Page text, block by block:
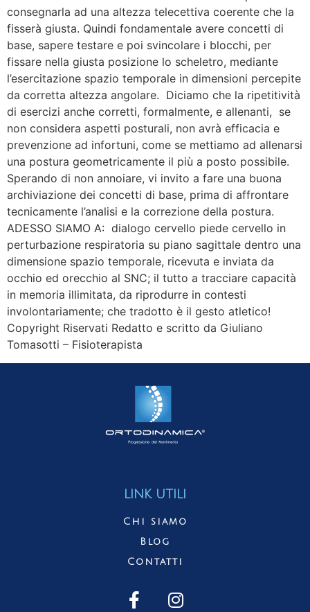
consegnarla ad una altezza telecettiva coerente che la
fisserà giusta. Quindi fondamentale avere concetti di
base, sapere testare e poi svincolare i blocchi, per
fissare nella giusta posizione lo scheletro, mediante
l’esercitazione spazio temporale in dimensioni percepite
da corretta altezza angolare. Diciamo che la ripetitività
di esercizi anche corretti, formalmente, e allenanti, se
non considera aspetti posturali, non avrà efficacia e
prevenzione ad infortuni, come se mettiamo ad allenarsi
una postura geometricamente il più a posto possibile.
Sperando di non annoiare, vi invito a fare una buona
archiviazione dei concetti di base, prima di affrontare
tecnicamente l’analisi e la correzione della postura.
ADESSO SIAMO A: dialogo cervello piede cervello in
perturbazione respiratoria su piano sagittale dentro una
dimensione spazio temporale, ricevuta e inviata da
occhio ed orecchio al SNC; il tutto a tracciare capacità
in memoria illimitata, da riprodurre in contesti
involontariamente; che tradotto è il gesto atletico!
Copyright Riservati Redatto e scritto da Giuliano
Tomasotti – Fisioterapista
LINK UTILI
Chi siamo
Blog
Contatti